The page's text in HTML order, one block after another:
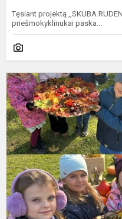
Tęsiant projektą ,,SKUBA
priešmokyklinukai paska...